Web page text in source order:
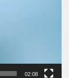
02:08